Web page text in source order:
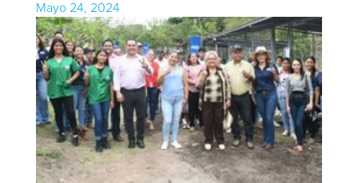
Mayo 24, 2024